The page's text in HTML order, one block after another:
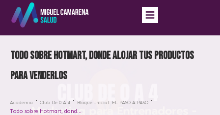
Todo sobre Hotmart, donde alojar tus productos
para venderlos
Academia Club De 0 A 4 Bloque Inicial: EL PASO A PASO
Todo sobre Hotmart, donde alojar tus productos para venderlos